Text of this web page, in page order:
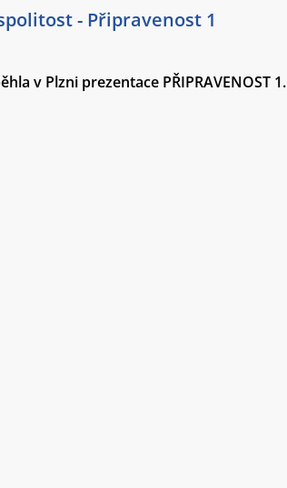
- Připravenost 1
v Plzni prezentace PŘIPRAVENOST 1.